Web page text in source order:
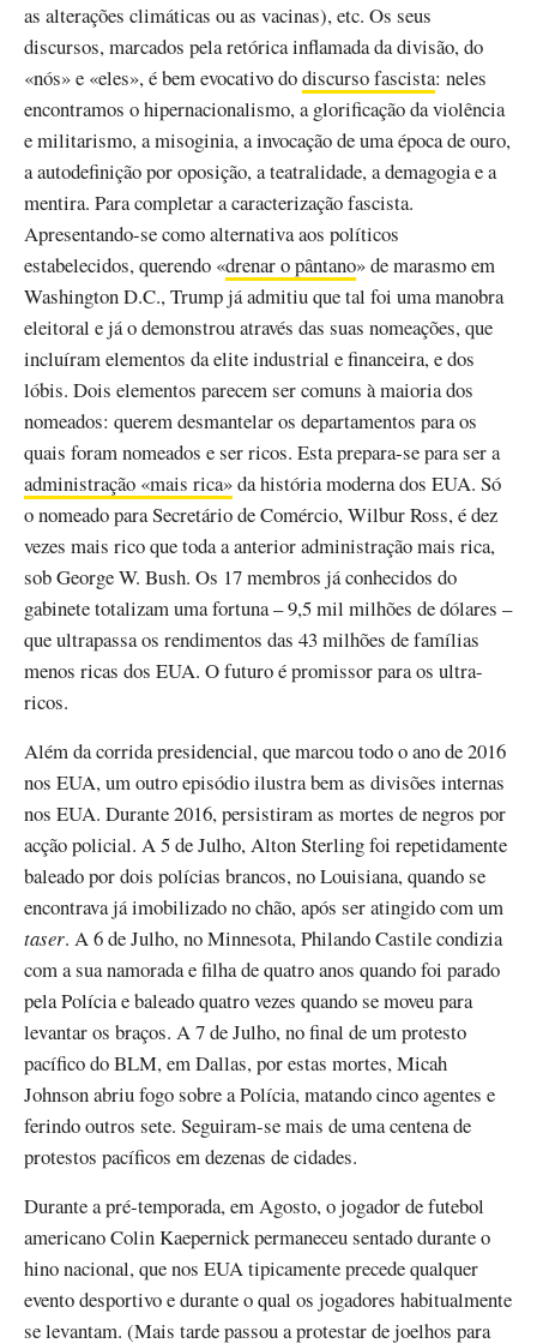
as alterações climáticas ou as vacinas), etc. Os seus
discursos, marcados pela retórica inflamada da divisão, do
«nós» e «eles», é bem evocativo dodiscurso fascista: neles
encontramos o hipernacionalismo, a glorificação da violência
e militarismo, a misoginia, a invocação de uma época de ouro,
a autodefinição por oposição, a teatralidade, a demagogia e a
mentira. Para completar a caracterização fascista.
Apresentando-se como alternativa aos políticos
estabelecidos, querendo «drenar o pântano» de marasmo em
Washington D.C., Trump já admitiu que tal foi uma manobra
eleitoral e já o demonstrou através das suas nomeações, que
incluíram elementos da elite industrial e financeira, e dos
lóbis. Dois elementos parecem ser comuns à maioria dos
nomeados: querem desmantelar os departamentos para os
quais foram nomeados e ser ricos. Esta prepara-se para ser a
administração «mais rica»da história moderna dos EUA. Só
o nomeado para Secretário de Comércio, Wilbur Ross, é dez
vezes mais rico que toda a anterior administração mais rica,
sob George W. Bush. Os 17 membros já conhecidos do
gabinete totalizam uma fortuna – 9,5 mil milhões de dólares –
que ultrapassa os rendimentos das 43 milhões de famílias
menos ricas dos EUA. O futuro é promissor para os ultra-
ricos.
Além da corrida presidencial, que marcou todo o ano de 2016
nos EUA, um outro episódio ilustra bem as divisões internas
nos EUA. Durante 2016, persistiram as mortes de negros por
acção policial. A 5 de Julho, Alton Sterling foi repetidamente
baleado por dois polícias brancos, no Louisiana, quando se
encontrava já imobilizado no chão, após ser atingido com um
taser. A 6 de Julho, no Minnesota, Philando Castile condizia
com a sua namorada e filha de quatro anos quando foi parado
pela Polícia e baleado quatro vezes quando se moveu para
levantar os braços. A 7 de Julho, no final de um protesto
pacífico do BLM, em Dallas, por estas mortes, Micah
Johnson abriu fogo sobre a Polícia, matando cinco agentes e
ferindo outros sete. Seguiram-se mais de uma centena de
protestos pacíficos em dezenas de cidades.
Durante a pré-temporada, em Agosto, o jogador de futebol
americano Colin Kaepernick permaneceu sentado durante o
hino nacional, que nos EUA tipicamente precede qualquer
evento desportivo e durante o qual os jogadores habitualmente
se levantam. (Mais tarde passou a protestar de joelhos para